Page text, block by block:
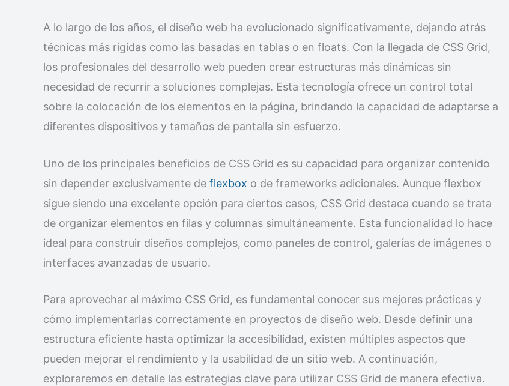
A lo largo de los años, el diseño web ha evolucionado significativamente, dejando atrás
técnicas más rígidas como las basadas en tablas o en floats. Con la llegada de CSS Grid,
los profesionales del desarrollo web pueden crear estructuras más dinámicas sin
necesidad de recurrir a soluciones complejas. Esta tecnología ofrece un control total
sobre la colocación de los elementos en la página, brindando la capacidad de adaptarse a
diferentes dispositivos y tamaños de pantalla sin esfuerzo.
Uno de los principales beneficios de CSS Grid es su capacidad para organizar contenido
sin depender exclusivamente de flexbox o de frameworks adicionales. Aunque flexbox
sigue siendo una excelente opción para ciertos casos, CSS Grid destaca cuando se trata
de organizar elementos en filas y columnas simultáneamente. Esta funcionalidad lo hace
ideal para construir diseños complejos, como paneles de control, galerías de imágenes o
interfaces avanzadas de usuario.
Para aprovechar al máximo CSS Grid, es fundamental conocer sus mejores prácticas y
cómo implementarlas correctamente en proyectos de diseño web. Desde definir una
estructura eficiente hasta optimizar la accesibilidad, existen múltiples aspectos que
pueden mejorar el rendimiento y la usabilidad de un sitio web. A continuación,
exploraremos en detalle las estrategias clave para utilizar CSS Grid de manera efectiva.